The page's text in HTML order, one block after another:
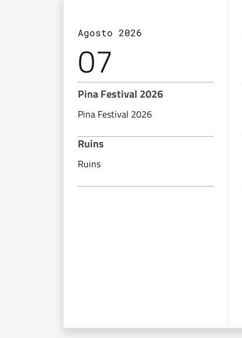
Agosto 2026
07
Pina Festival 2026
Pina Festival 2026
Ruins
Ruins